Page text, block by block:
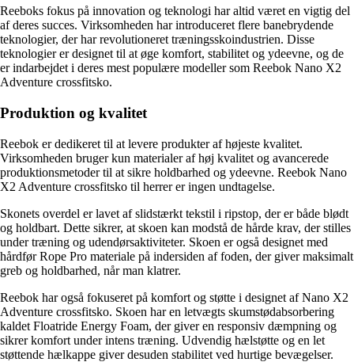
Reeboks fokus på innovation og teknologi har altid været en vigtig del
af deres succes. Virksomheden har introduceret flere banebrydende
teknologier, der har revolutioneret træningsskoindustrien. Disse
teknologier er designet til at øge komfort, stabilitet og ydeevne, og de
er indarbejdet i deres mest populære modeller som Reebok Nano X2
Adventure crossfitsko.
Produktion og kvalitet
Reebok er dedikeret til at levere produkter af højeste kvalitet.
Virksomheden bruger kun materialer af høj kvalitet og avancerede
produktionsmetoder til at sikre holdbarhed og ydeevne. Reebok Nano
X2 Adventure crossfitsko til herrer er ingen undtagelse.
Skonets overdel er lavet af slidstærkt tekstil i ripstop, der er både blødt
og holdbart. Dette sikrer, at skoen kan modstå de hårde krav, der stilles
under træning og udendørsaktiviteter. Skoen er også designet med
hårdfør Rope Pro materiale på indersiden af foden, der giver maksimalt
greb og holdbarhed, når man klatrer.
Reebok har også fokuseret på komfort og støtte i designet af Nano X2
Adventure crossfitsko. Skoen har en letvægts skumstødabsorbering
kaldet Floatride Energy Foam, der giver en responsiv dæmpning og
sikrer komfort under intens træning. Udvendig hælstøtte og en let
støttende hælkappe giver desuden stabilitet ved hurtige bevægelser.